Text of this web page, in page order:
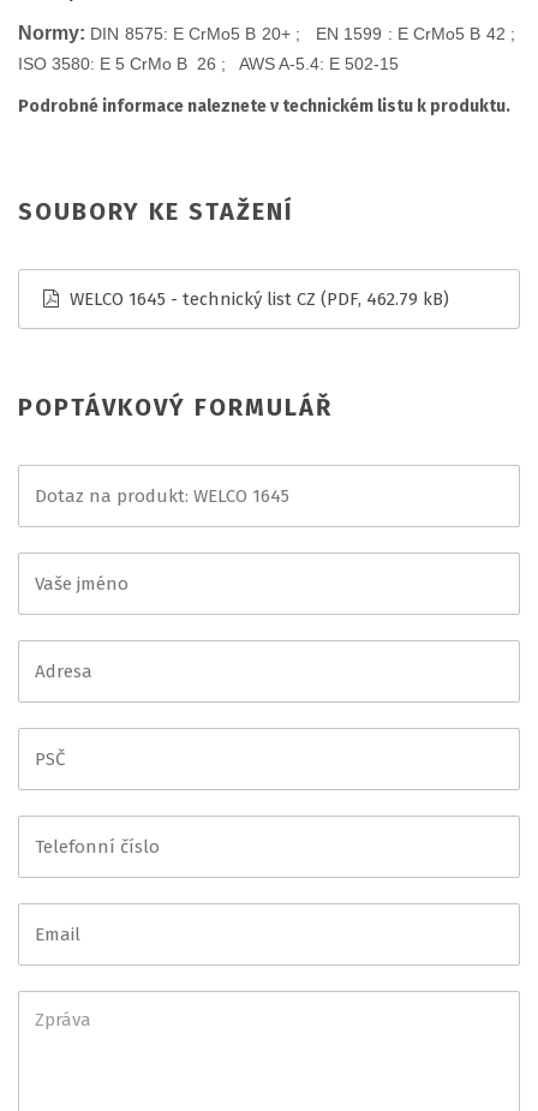
Normy: DIN 8575: E CrMo5 B 20+ ; EN 1599 : E CrMo5 B 42 ;
ISO 3580: E 5 CrMo B 26 ; AWS A-5.4: E 502-15
Podrobné informace naleznete v technickém listu k produktu.
SOUBORY KE STAŽENÍ
WELCO 1645 - technický list CZ (PDF, 462.79 kB)
POPTÁVKOVÝ FORMULÁŘ